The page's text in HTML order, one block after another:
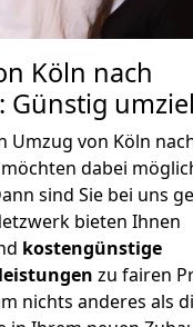
Köln nach
Günstig
Umzug von Köln
dabei
sind Sie bei uns
bieten Ihnen
kostengünstige
zu fairen
nichts anderes als